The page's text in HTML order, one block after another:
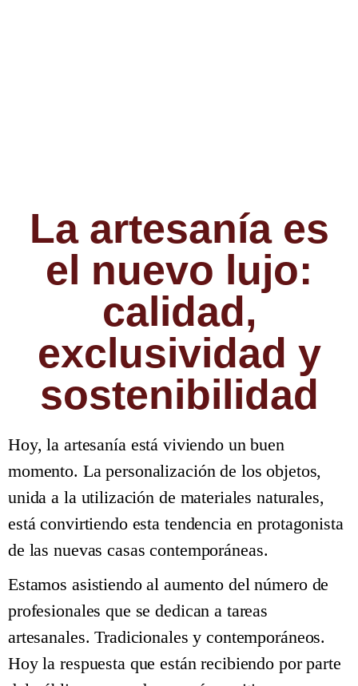
La artesanía es
el nuevo lujo:
calidad,
exclusividad y
sostenibilidad
Hoy, la artesanía está viviendo un buen
momento. La personalización de los objetos,
unida a la utilización de materiales naturales,
está convirtiendo esta tendencia en protagonista
de las nuevas casas contemporáneas.
Estamos asistiendo al aumento del número de
profesionales que se dedican a tareas
artesanales. Tradicionales y contemporáneos.
Hoy la respuesta que están recibiendo por parte